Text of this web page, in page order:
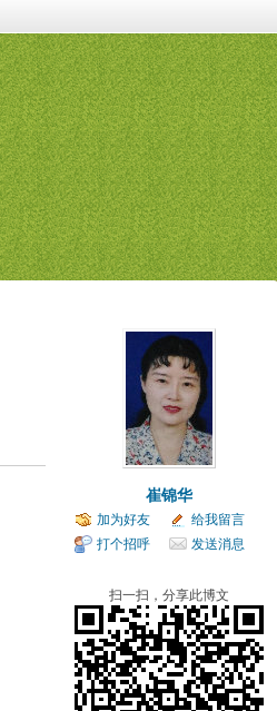
崔锦华
加为好友
给我留言
打个招呼
发送消息
扫一扫，分享此博文